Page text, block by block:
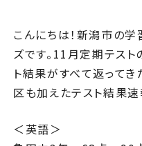
こんにちは！新潟市の学
ズです。11月定期テス
ト結果がすべて返ってき
区も加えたテスト結果速
＜英語＞